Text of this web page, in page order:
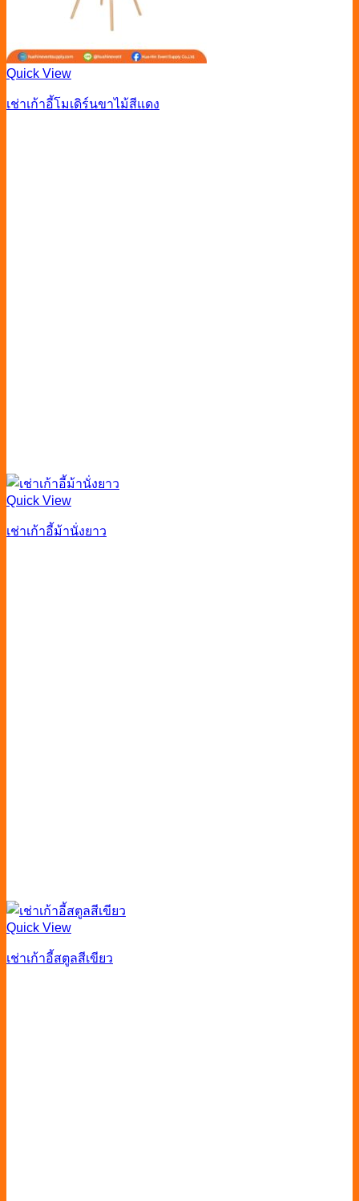
Quick View
เช่าเก้าอี้โมเดิร์นขาไม้สีแดง
Quick View
เช่าเก้าอี้ม้านั่งยาว
Quick View
เช่าเก้าอี้สตูลสีเขียว